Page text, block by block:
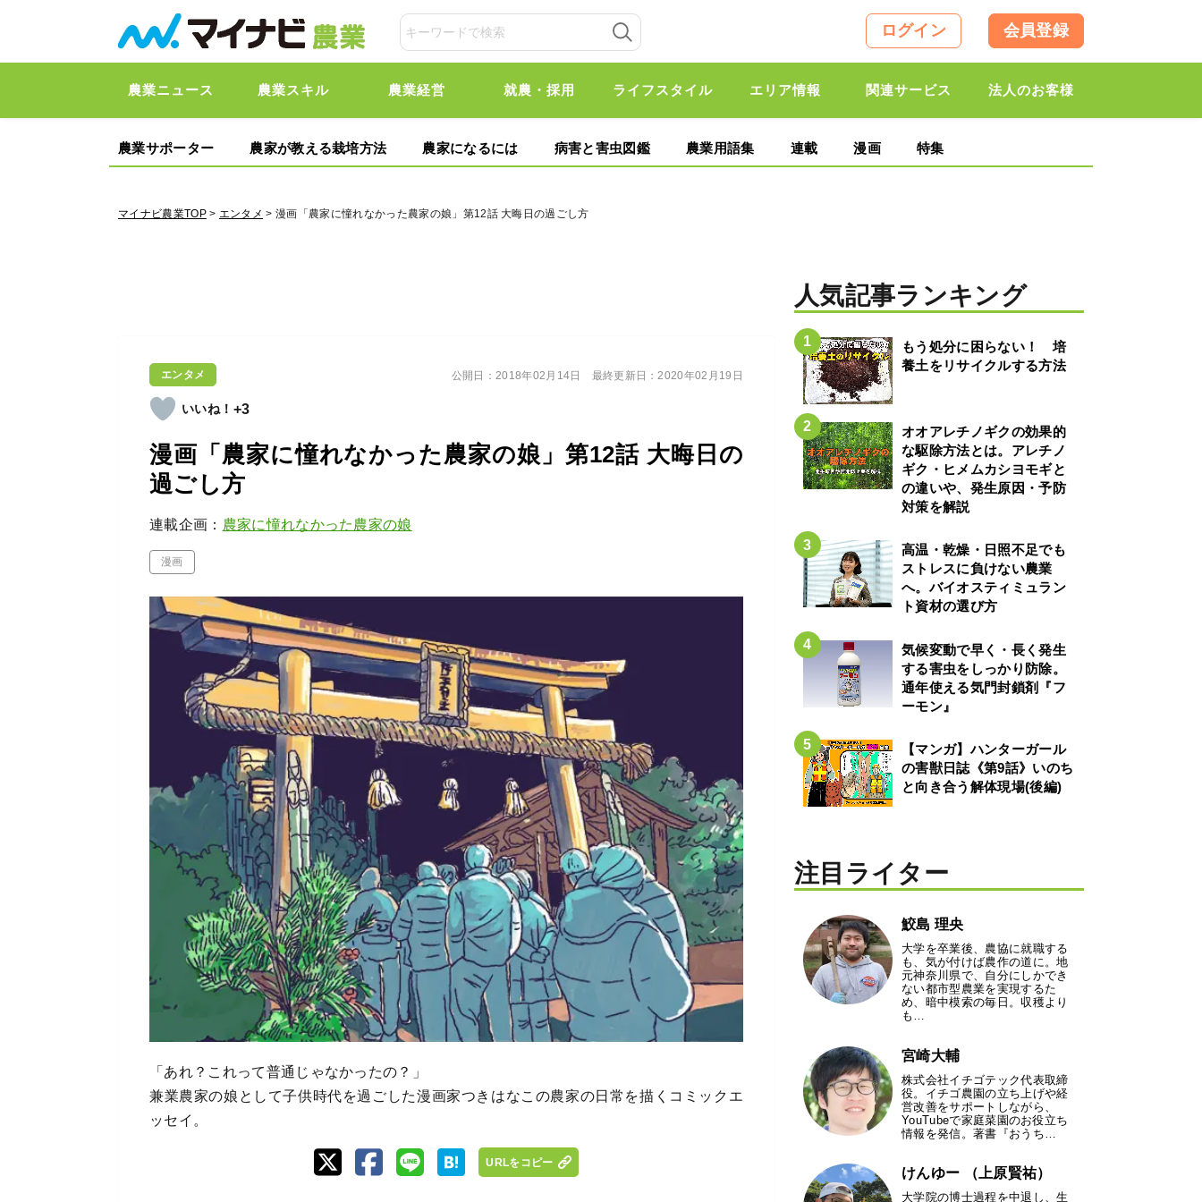
ログイン 会員登録
農業ニュース 農業スキル 農業経営 就農・採用 ライフスタイル エリア情報 関連サービス 法人のお客様
農業サポーター 農家が教える栽培方法 農家になるには 病害と害虫図鑑 農業用語集 連載 漫画 特集
マイナビ農業TOP> エンタメ > 漫画「農家に憧れなかった農家の娘」第12話 大晦日の過ごし方
エンタメ
+3
漫画「農家に憧れなかった農家の娘」第12話 大晦日の
過ごし方
連載企画： 農家に憧れなかった農家の娘
漫画
公開日：2018年02月14日 最終更新日：2020年02月19日
「あれ？これって普通じゃなかったの？」
兼業農家の娘として子供時代を過ごした漫画家つきはなこの農家の日常を描くコミックエ
ッセイ。
URLをコピー
人気記事ランキング
もう処分に困らない！ 培
養土をリサイクルする方法
オオアレチノギクの効果的
な駆除方法とは。アレチノ
ギク・ヒメムカシヨモギと
の違いや、発生原因・予防
対策を解説
高温・乾燥・日照不足でも
ストレスに負けない農業
へ。バイオスティミュラン
ト資材の選び方
気候変動で早く・長く発生
する害虫をしっかり防除。
通年使える気門封鎖剤『フ
ーモン』
【マンガ】ハンターガール
の害獣日誌《第9話》いのち
と向き合う解体現場(後編)
注目ライター
鮫島 理央
大学を卒業後、農協に就職する
も、気が付けば農作の道に。地
元神奈川県で、自分にしかでき
ない都市型農業を実現するた
め、暗中模索の毎日。収穫より
も…
宮崎大輔
株式会社イチゴテック代表取締
役。イチゴ農園の立ち上げや経
営改善をサポートしながら、
YouTubeで家庭菜園のお役立ち
情報を発信。著書『おうち…
けんゆー （上原賢祐）
大学院の博士過程を中退し、生